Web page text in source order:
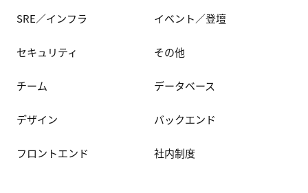
SRE／インフラ イベント／登壇
セキュリティ その他
チーム データベース
デザイン バックエンド
フロントエンド 社内制度